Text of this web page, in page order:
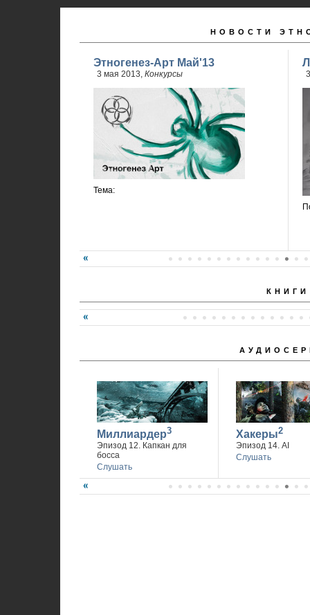
НОВОСТИ
Этногенез-Арт Май'13
3 мая 2013, Конкурсы
Тема:
КНИГИ
Миллиардер3
Эпизод 12. Капкан для
босса
Слушать
Хакеры2
Эпизод 14. AI
Слушать